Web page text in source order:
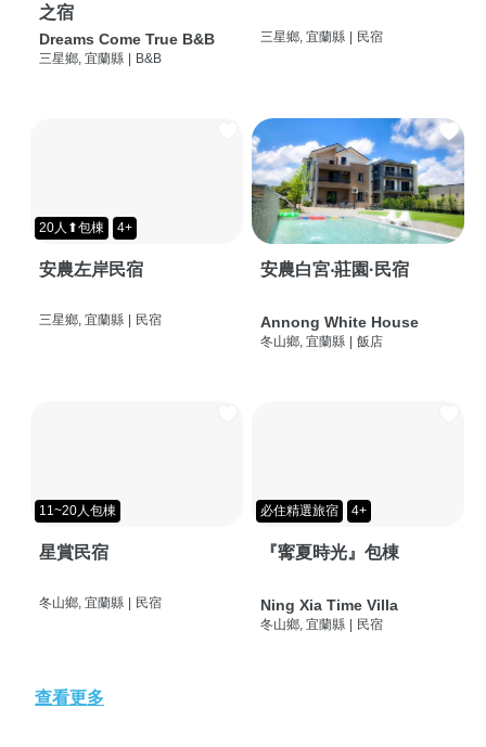
之宿
Dreams Come True B&B
三星鄉, 宜蘭縣 | B&B
三星鄉, 宜蘭縣 | 民宿
20人⬆包棟 4+
安農左岸民宿
三星鄉, 宜蘭縣 | 民宿
安農白宮‧莊園·民宿
Annong White House
冬山鄉, 宜蘭縣 | 飯店
11~20人包棟
星賞民宿
冬山鄉, 宜蘭縣 民宿
必住精選旅宿 4+
『寗夏時光』包棟
Ning Xia Time Villa
冬山鄉, 宜蘭縣 民宿
查看更多